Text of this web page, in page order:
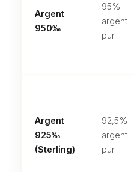
Argent
950‰
95%
argent
pur
Argent
925‰
(Sterling)
92,5%
argent
pur